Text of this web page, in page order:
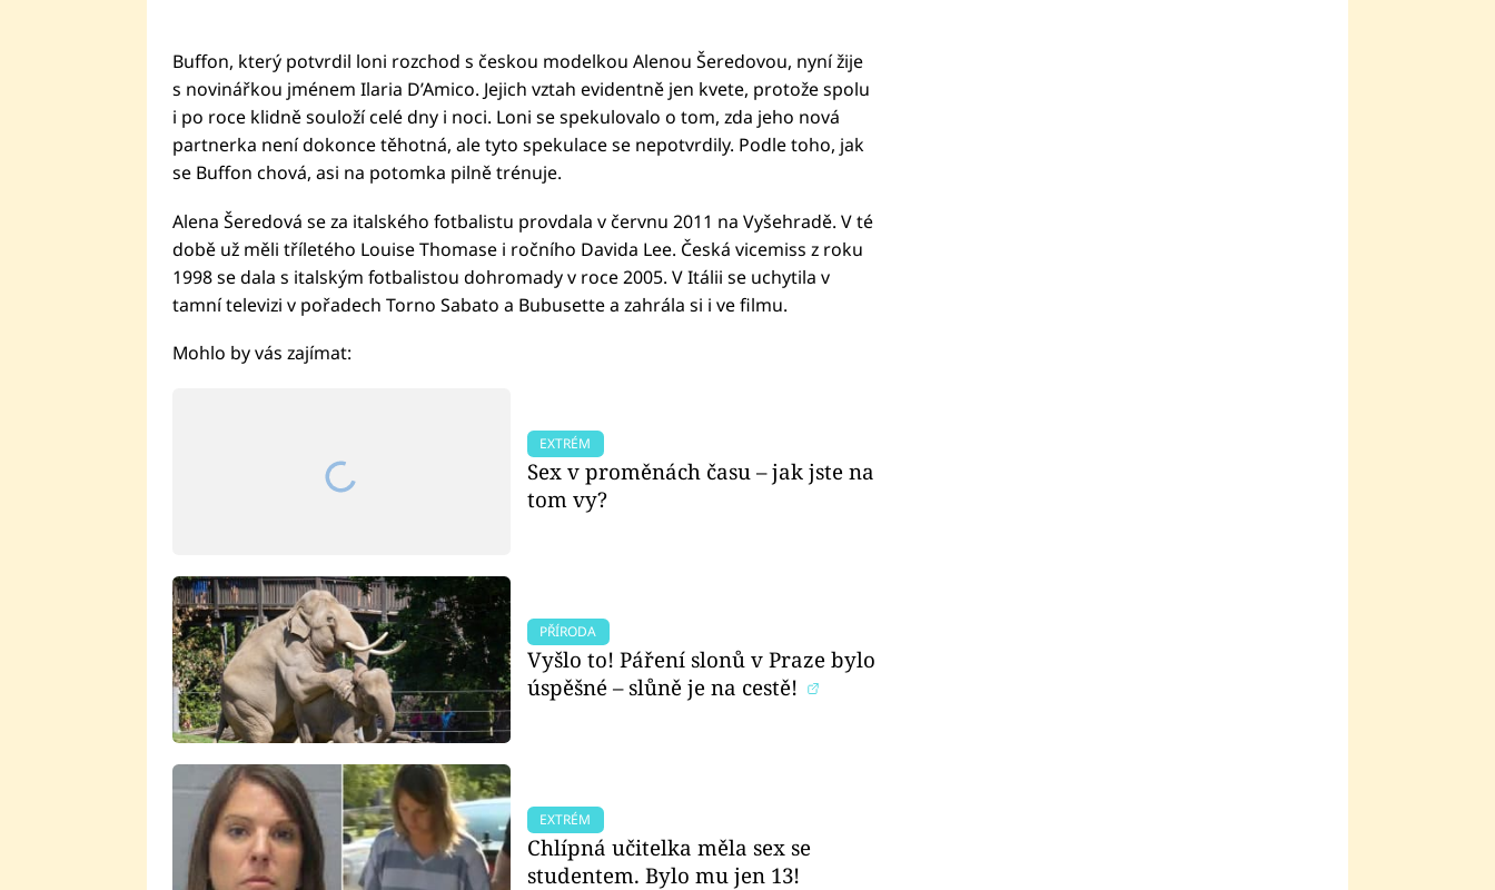
Buffon, který potvrdil loni rozchod s českou modelkou Alenou Šeredovou, nyní žije
s novinářkou jménem Ilaria D’Amico. Jejich vztah evidentně jen kvete, protože spolu
i po roce klidně souloží celé dny i noci. Loni se spekulovalo o tom, zda jeho nová
partnerka není dokonce těhotná, ale tyto spekulace se nepotvrdily. Podle toho, jak
se Buffon chová, asi na potomka pilně trénuje.
Alena Šeredová se za italského fotbalistu provdala v červnu 2011 na Vyšehradě. V té
době už měli tříletého Louise Thomase i ročního Davida Lee. Česká vicemiss z roku
1998 se dala s italským fotbalistou dohromady v roce 2005. V Itálii se uchytila v
tamní televizi v pořadech Torno Sabato a Bubusette a zahrála si i ve filmu.
Mohlo by vás zajímat:
EXTRÉM
Sex v proměnách času – jak jste na
tom vy?
PŘÍRODA
Vyšlo to! Páření slonů v Praze bylo
úspěšné – slůně je na cestě!
EXTRÉM
Chlípná učitelka měla sex se
studentem. Bylo mu jen 13!